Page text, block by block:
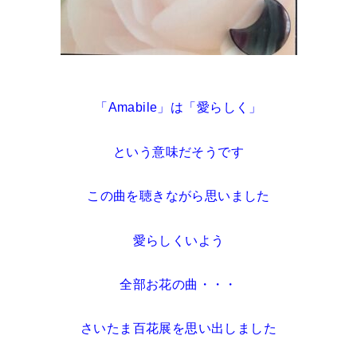
「Amabile」は「愛らしく」
という意味だそうです
この曲を聴きながら思いました
愛らしくいよう
全部お花の曲・・・
さいたま百花展を思い出しました